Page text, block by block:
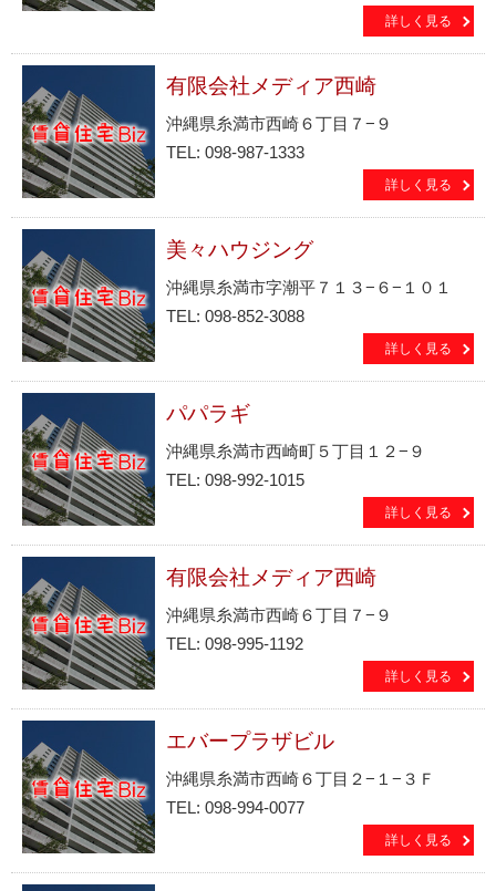
詳しく見る
有限会社メディア西崎
沖縄県糸満市西崎６丁目７−９
TEL: 098-987-1333
詳しく見る
美々ハウジング
沖縄県糸満市字潮平７１３−６−１０１
TEL: 098-852-3088
詳しく見る
パパラギ
沖縄県糸満市西崎町５丁目１２−９
TEL: 098-992-1015
詳しく見る
有限会社メディア西崎
沖縄県糸満市西崎６丁目７−９
TEL: 098-995-1192
詳しく見る
エバープラザビル
沖縄県糸満市西崎６丁目２−１−３Ｆ
TEL: 098-994-0077
詳しく見る